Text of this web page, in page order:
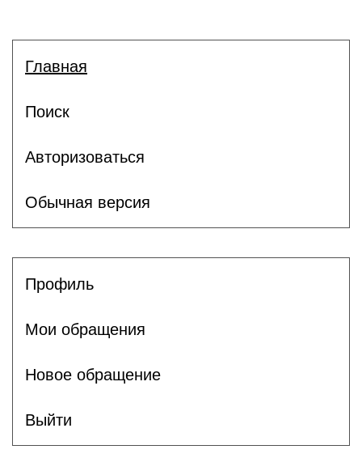
Главная
Поиск
Авторизоваться
Обычная версия
Профиль
Мои обращения
Новое обращение
Выйти